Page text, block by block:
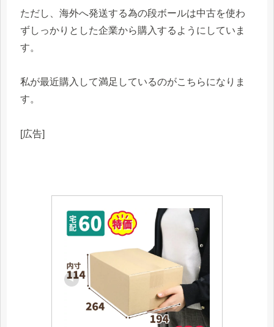
ただし、海外へ発送する為の段ボールは中古を使わ
ずしっかりとした企業から購入するようにしていま
す。
私が最近購入して満足しているのがこちらになりま
す。
[広告]